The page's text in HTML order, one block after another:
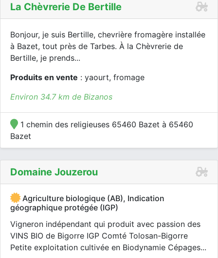
La Chèvrerie De Bertille
Bonjour, je suis Bertille, chevrière fromagère installée
à Bazet, tout près de Tarbes. À la Chèvrerie de
Bertille, je prends...
Produits en vente : yaourt, fromage
Environ 34.7 km de Bizanos
1 chemin des religieuses 65460 Bazet à 65460
Bazet
Domaine Jouzerou
Agriculture biologique (AB), Indication
géographique protégée (IGP)
Vigneron indépendant qui produit avec passion des
VINS BIO de Bigorre IGP Comté Tolosan-Bigorre
Petite exploitation cultivée en Biodynamie Cépages...